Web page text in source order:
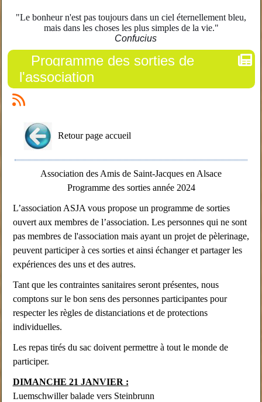
"Le bonheur n'est pas toujours dans un ciel éternellement bleu,
mais dans les choses les plus simples de la vie."
Confucius
Programme des sorties de
l'association
Retour page accueil
Association des Amis de Saint-Jacques en Alsace
Programme des sorties année 2024
L’association ASJA vous propose un programme de sorties
ouvert aux membres de l’association. Les personnes qui ne sont
pas membres de l'association mais ayant un projet de pèlerinage,
peuvent participer à ces sorties et ainsi échanger et partager les
expériences des uns et des autres.
Tant que les contraintes sanitaires seront présentes, nous
comptons sur le bon sens des personnes participantes pour
respecter les règles de distanciations et de protections
individuelles.
Les repas tirés du sac doivent permettre à tout le monde de
participer.
DIMANCHE 21 JANVIER :
Luemschwiller balade vers Steinbrunn